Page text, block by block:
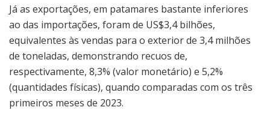
Já as exportações, em patamares bastante inferiores
ao das importações, foram de US$3,4 bilhões,
equivalentes às vendas para o exterior de 3,4 milhões
de toneladas, demonstrando recuos de,
respectivamente, 8,3% (valor monetário) e 5,2%
(quantidades físicas), quando comparadas com os três
primeiros meses de 2023.